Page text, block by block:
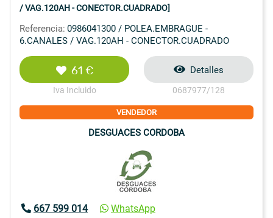
/ VAG.120AH - CONECTOR.CUADRADO]
Referencia: 0986041300 / POLEA.EMBRAGUE -
6.CANALES / VAG.120AH - CONECTOR.CUADRADO
61 €
Iva Incluido
Detalles
0687977/128
VENDEDOR
DESGUACES CORDOBA
667 599 014
WhatsApp